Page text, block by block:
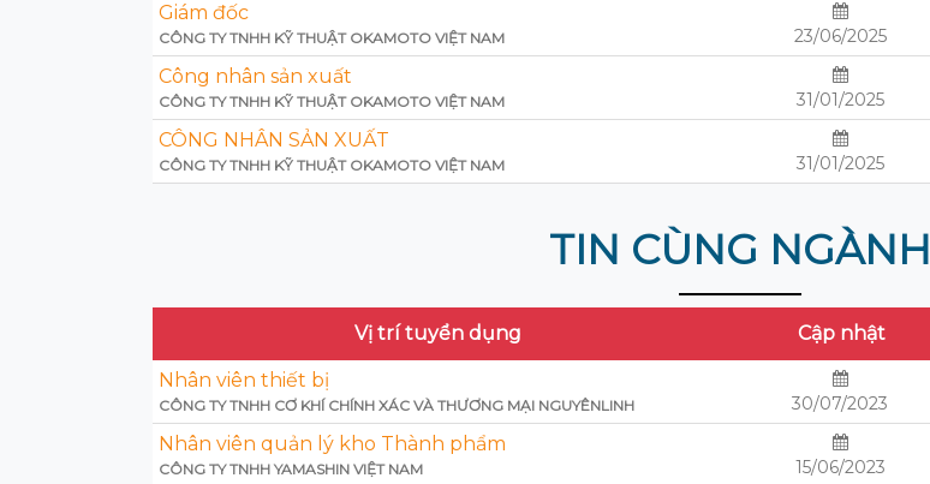
Giám đốc
CÔNG TY TNHH KỸ THUẬT OKAMOTO VIỆT NAM 23/06/2025
Công nhân sản xuất
CÔNG TY TNHH KỸ THUẬT OKAMOTO VIỆT NAM 31/01/2025
CÔNG NHÂN SẢN XUẤT
CÔNG TY TNHH KỸ THUẬT OKAMOTO VIỆT NAM 31/01/2025
TIN CÙNG NGÀNH
Vị trí tuyển dụng Cập nhật
Nhân viên thiết bị
CÔNG TY TNHH CƠ KHÍ CHÍNH XÁC VÀ THƯƠNG MẠI NGUYÊNLINH 30/07/2023
Nhân viên quản lý kho Thành phẩm
CÔNG TY TNHH YAMASHIN VIỆT NAM 15/06/2023